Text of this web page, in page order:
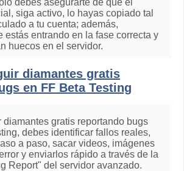
debes asegurarte de que el
siga activo, lo hayas copiado tal
a tu cuenta; además,
estás entrando en la fase correcta y
huecos en el servidor.
diamantes gratis
en FF Beta Testing
diamantes gratis reportando bugs
debes identificar fallos reales,
a paso, sacar videos, imágenes
y enviarlos rápido a través de la
Report" del servidor avanzado.